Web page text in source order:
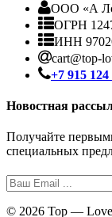
ООО «А
ОГРН
ИНН
cart@top-
+7 915 124
Новостная
Получайте
специальных
© 2026 Top —